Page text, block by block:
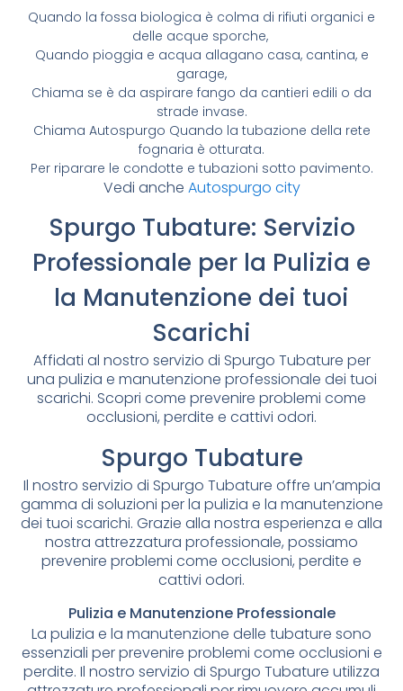
Quando la fossa biologica è colma di rifiuti organici e
delle acque sporche,
Quando pioggia e acqua allagano casa, cantina, e
garage,
Chiama se è da aspirare fango da cantieri edili o da
strade invase.
Chiama Autospurgo Quando la tubazione della rete
fognaria è otturata.
Per riparare le condotte e tubazioni sotto pavimento.
Vedi anche Autospurgo city
Spurgo Tubature: Servizio
Professionale per la Pulizia e
la Manutenzione dei tuoi
Scarichi
Affidati al nostro servizio di Spurgo Tubature per
una pulizia e manutenzione professionale dei tuoi
scarichi. Scopri come prevenire problemi come
occlusioni, perdite e cattivi odori.
Spurgo Tubature
Il nostro servizio di Spurgo Tubature offre un’ampia
gamma di soluzioni per la pulizia e la manutenzione
dei tuoi scarichi. Grazie alla nostra esperienza e alla
nostra attrezzatura professionale, possiamo
prevenire problemi come occlusioni, perdite e
cattivi odori.
Pulizia e Manutenzione Professionale
La pulizia e la manutenzione delle tubature sono
essenziali per prevenire problemi come occlusioni e
perdite. Il nostro servizio di Spurgo Tubature utilizza